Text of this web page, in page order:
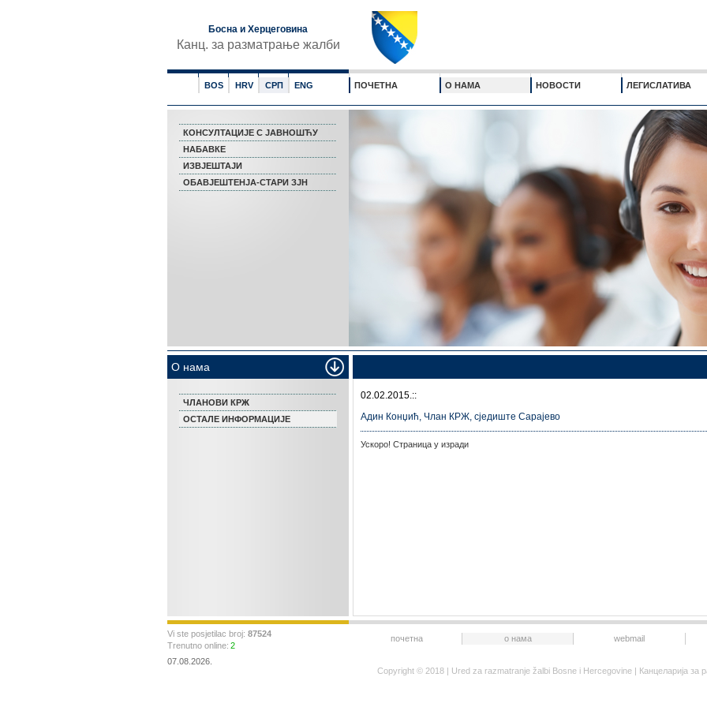
Босна и Херцеговина
Канц. за разматрање жалби
BOS HRV СРП ENG ПОЧЕТНА О НАМА НОВОСТИ ЛЕГИСЛАТИВА
КОНСУЛТАЦИЈЕ С ЈАВНОШЋУ
НАБАВКЕ
ИЗВЈЕШТАЈИ
ОБАВЈЕШТЕНЈА-СТАРИ ЗЈН
О нама
ЧЛАНОВИ КРЖ
ОСТАЛЕ ИНФОРМАЦИЈЕ
02.02.2015.::
Адин Конџић, Члан КРЖ, сједиште Сарајево
Ускоро! Страница у изради
Vi ste posjetilac broj: 87524
Trenutno online: 2
07.08.2026.
почетна о нама webmail
Copyright © 2018 | Ured za razmatranje žalbi Bosne i Hercegovine | Канцеларија за